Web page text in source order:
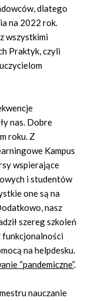
dlatego
na 2022 rok.
wszystkimi
Praktyk, czyli
nas. Dobre
roku. Z
Kampus
wspierające
i studentów
one są na
nasz
szereg szkoleń
funkcjonalności
na helpdesku.
“pandemiczne”.
nauczanie